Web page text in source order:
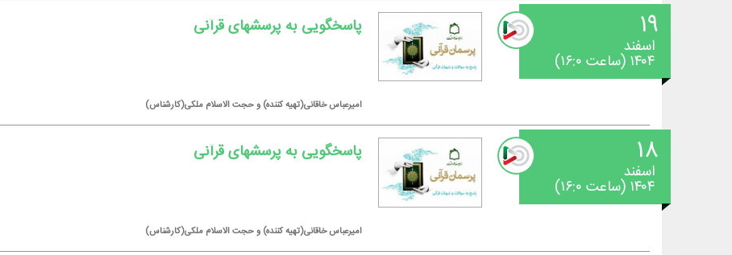
۱۹
اسفند
۱۴۰۴ (ساعت ۱۶:۰)
پاسخگویی به پرسشهای قرآنی
امیرعباس خاقانی(تهیه كننده) و حجت الاسلام ملكی(كارشناس)
۱۸
اسفند
۱۴۰۴ (ساعت ۱۶:۰)
پاسخگویی به پرسشهای قرآنی
امیرعباس خاقانی(تهیه كننده) و حجت الاسلام ملكی(كارشناس)